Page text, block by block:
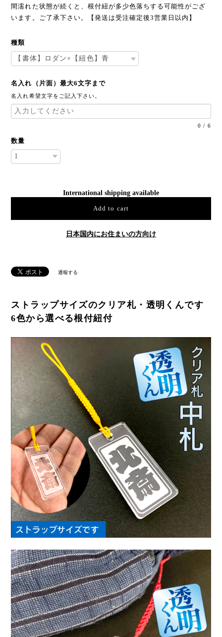
間濡れた状態が続くと、根付紐が多少色落ちする可能性がござ
います。ご了承下さい。【発送は受注確定後3営業日以内】
種類
名入れ（片面）最大6文字まで
名入れ希望文字をご記入下さい。
0 / 6
数量
International shipping available
Add to cart
日本国内にお住まいの方向け
通報する
ストラップサイズのクリア札・透明くんです
6色から選べる根付紐付